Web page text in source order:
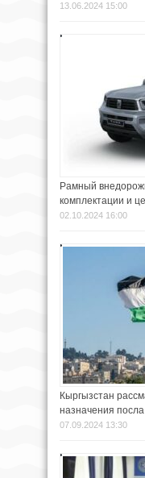
13.06.2024 15:00
Рамный
комплектации и
02.10.2024 16:00
Кыргызстан
назначения
07.09.2024 13:30